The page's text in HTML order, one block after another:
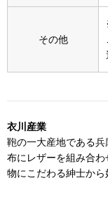
Miss Kyouko／ミス
ランド
集
その他
衣川産業
鞄の一大産地である
布にレザーを組み合わ
物にこだわる紳士から